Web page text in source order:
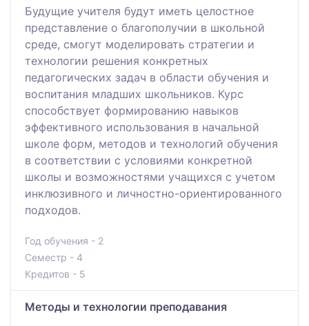
Будущие учителя будут иметь целостное
представление о благополучии в школьной
среде, смогут моделировать стратегии и
технологии решения конкретных
педагогических задач в области обучения и
воспитания младших школьников. Курс
способствует формированию навыков
эффективного использования в начальной
школе форм, методов и технологий обучения
в соответствии с условиями конкретной
школы и возможностями учащихся с учетом
инклюзивного и личностно-ориентированного
подходов.
Год обучения - 2
Семестр - 4
Кредитов - 5
Методы и технологии преподавания